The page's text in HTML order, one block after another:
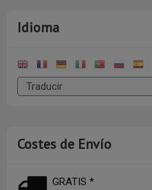
Idioma
Costes de Envío
GRATIS *